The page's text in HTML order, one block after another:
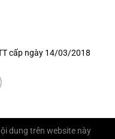
cấp ngày 14/03/2018
dung trên website này